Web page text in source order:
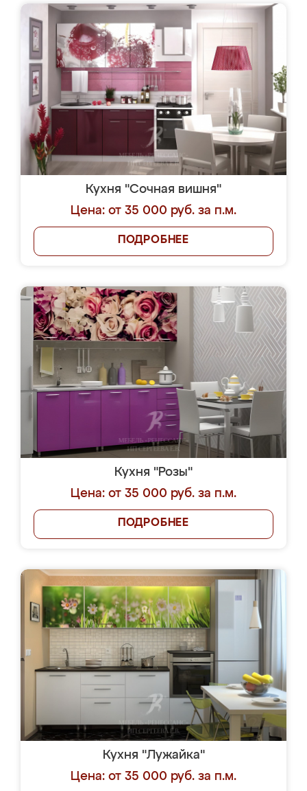
Кухня "Сочная вишня"
Цена: от 35 000 руб. за п.м.
ПОДРОБНЕЕ
Кухня "Розы"
Цена: от 35 000 руб. за п.м.
ПОДРОБНЕЕ
Кухня "Лужайка"
Цена: от 35 000 руб. за п.м.